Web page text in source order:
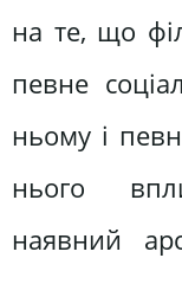
на те, що
певне
ньому і
нього
наявний